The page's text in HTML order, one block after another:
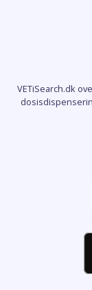
VETiSearch.dk